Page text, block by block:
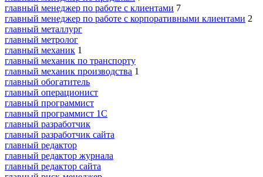
главный менеджер по работе с клиентами 7
главный менеджер по работе с корпоративными клиентами 2
главный металлург
главный метролог
главный механик 1
главный механик по транспорту
главный механик производства 1
главный обогатитель
главный операционист
главный программист
главный программист 1С
главный разработчик
главный разработчик сайта
главный редактор
главный редактор журнала
главный редактор сайта